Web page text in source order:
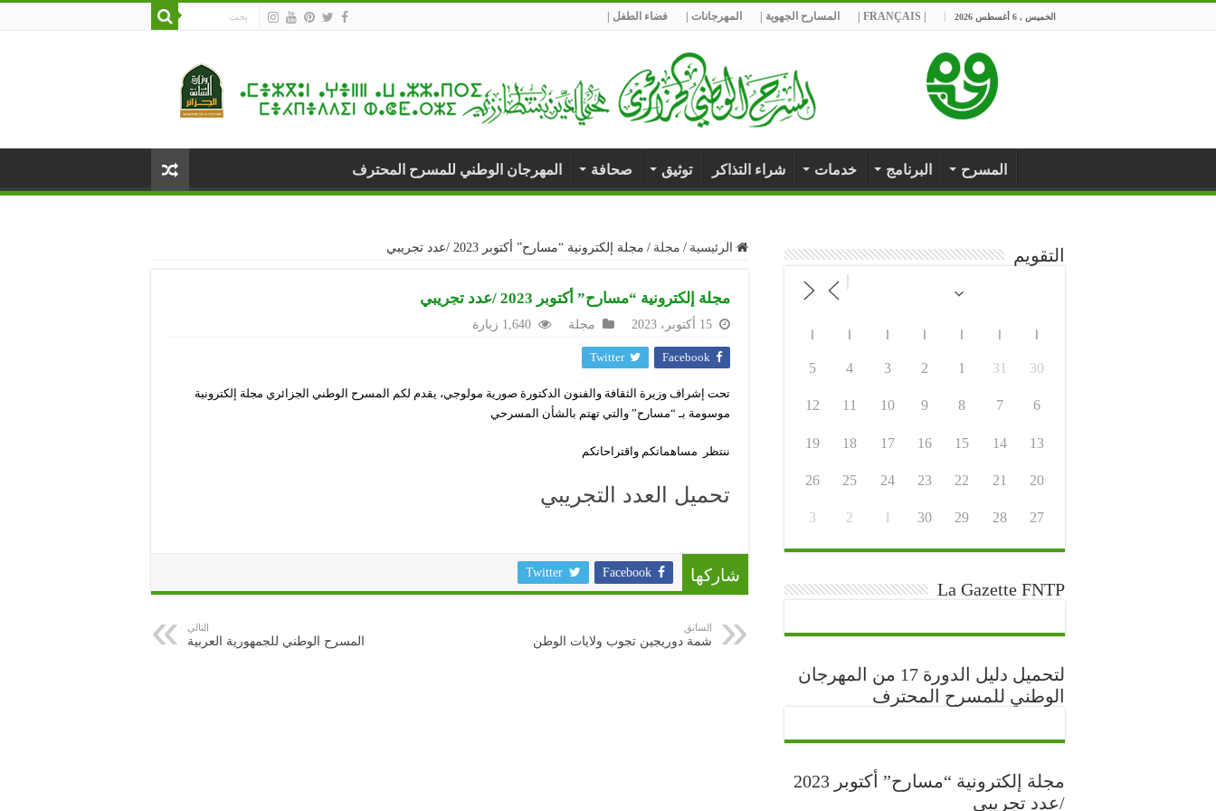
الخميس , 6 أغسطس 2026 المسارح الجهوية | المهرجانات | فضاء الطفل |
المسرح البرنامج خدمات شراء التذاكر توثيق صحافة المهرجان الوطني للمسرح المحترف
الرئيسية / مجلة / مجلة إلكترونية “مسارح” أكتوبر 2023 /عدد تجريبي
مجلة إلكترونية “مسارح” أكتوبر 2023 /عدد تجريبي
15 أكتوبر، 2023 مجلة 1,640 زيارة
Facebook
Twitter
تحت إشراف وزيرة الثقافة والفنون الدكتورة صورية مولوجي، يقدم لكم المسرح الوطني الجزائري مجلة إلكترونية
موسومة بـ “مسارح” والتي تهتم بالشأن المسرحي
ننتظر مساهماتكم واقتراحاتكم
تحميل العدد التجريبي
شاركها Facebook
Twitter
السابق
شمة دوريجين تجوب ولايات الوطن
التالي
المسرح الوطني للجمهورية العربية
التقويم
30
31
1
2
3
4
5
6
7
8
9
10
11
12
13
14
15
16
17
18
19
20
21
22
23
24
25
26
27
28
29
30
1
2
3
La Gazette FNTP
لتحميل دليل الدورة 17 من المهرجان
الوطني للمسرح المحترف
مجلة إلكترونية “مسارح” أكتوبر 2023
/عدد تجريبي